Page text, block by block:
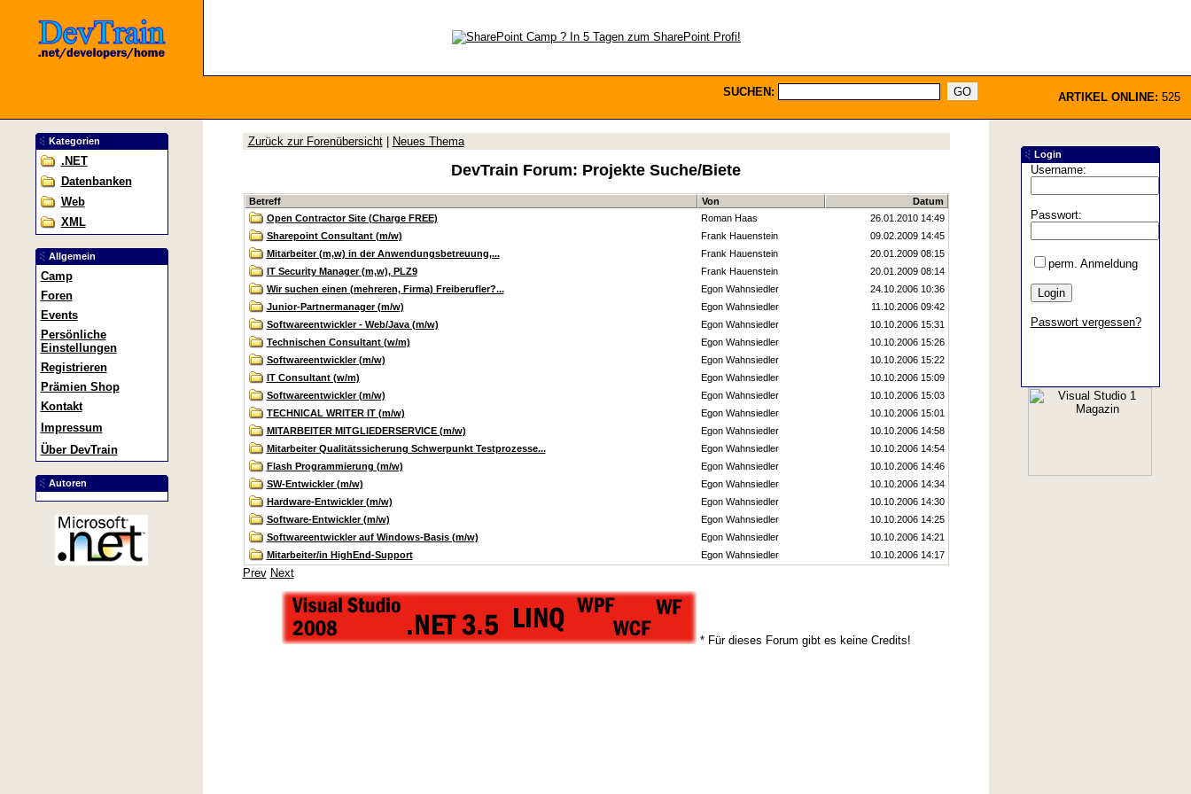
SUCHEN: ARTIKEL ONLINE: 525
Kategorien
.NET
Datenbanken
Web
XML
Allgemein
Camp
Foren
Events
Persönliche
Einstellungen
Registrieren
Prämien Shop
Kontakt
Impressum
Über DevTrain
Autoren
Zurück zur Forenübersicht| Neues Thema
DevTrain Forum: Projekte Suche/Biete
Betreff Von
Datum
Open Contractor Site (Charge FREE)
Roman Haas
26.01.2010 14:49
Sharepoint Consultant (m/w)
Frank Hauenstein
09.02.2009 14:45
Mitarbeiter (m,w) in der Anwendungsbetreuung,...
Frank Hauenstein
20.01.2009 08:15
IT Security Manager (m,w), PLZ9
Frank Hauenstein
20.01.2009 08:14
Wir suchen einen (mehreren, Firma) Freiberufler?...
Egon Wahnsiedler
24.10.2006 10:36
Junior-Partnermanager (m/w)
Egon Wahnsiedler
11.10.2006 09:42
Softwareentwickler - Web/Java (m/w)
Egon Wahnsiedler
10.10.2006 15:31
Technischen Consultant (w/m)
Egon Wahnsiedler
10.10.2006 15:26
Softwareentwickler (m/w)
Egon Wahnsiedler
10.10.2006 15:22
IT Consultant (w/m)
Egon Wahnsiedler
10.10.2006 15:09
Softwareentwickler (m/w)
Egon Wahnsiedler
10.10.2006 15:03
TECHNICAL WRITER IT (m/w)
Egon Wahnsiedler
10.10.2006 15:01
MITARBEITER MITGLIEDERSERVICE (m/w)
Egon Wahnsiedler
10.10.2006 14:58
Mitarbeiter Qualitätssicherung Schwerpunkt Testprozesse...
Egon Wahnsiedler
10.10.2006 14:54
Flash Programmierung (m/w)
Egon Wahnsiedler
10.10.2006 14:46
SW-Entwickler (m/w)
Egon Wahnsiedler
10.10.2006 14:34
Hardware-Entwickler (m/w)
Egon Wahnsiedler
10.10.2006 14:30
Software-Entwickler (m/w)
Egon Wahnsiedler
10.10.2006 14:25
Softwareentwickler auf Windows-Basis (m/w)
Egon Wahnsiedler
10.10.2006 14:21
Mitarbeiter/in HighEnd-Support
Egon Wahnsiedler 10.10.2006 14:17
Prev Next
* Für dieses Forum gibt es keine Credits!
Login
Username:
Passwort:
perm. Anmeldung
Passwort vergessen?